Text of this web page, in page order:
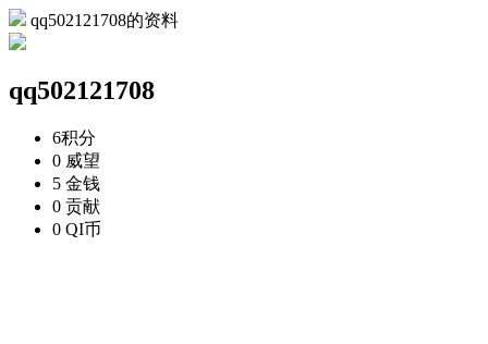
qq502121708的资料
qq502121708
6积分
0 威望
5 金钱
0 贡献
0 QI币